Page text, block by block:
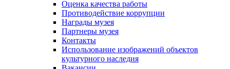
Оценка качества работы
Противодействие коррупции
Награды музея
Партнеры музея
Контакты
Использование изображений объектов
культурного наследия